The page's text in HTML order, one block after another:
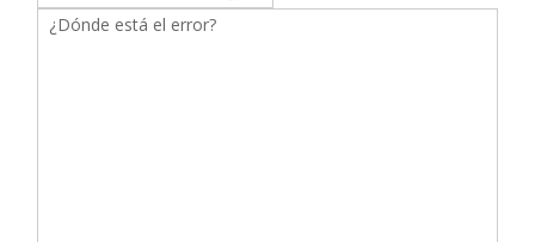
¿Dónde está el error?